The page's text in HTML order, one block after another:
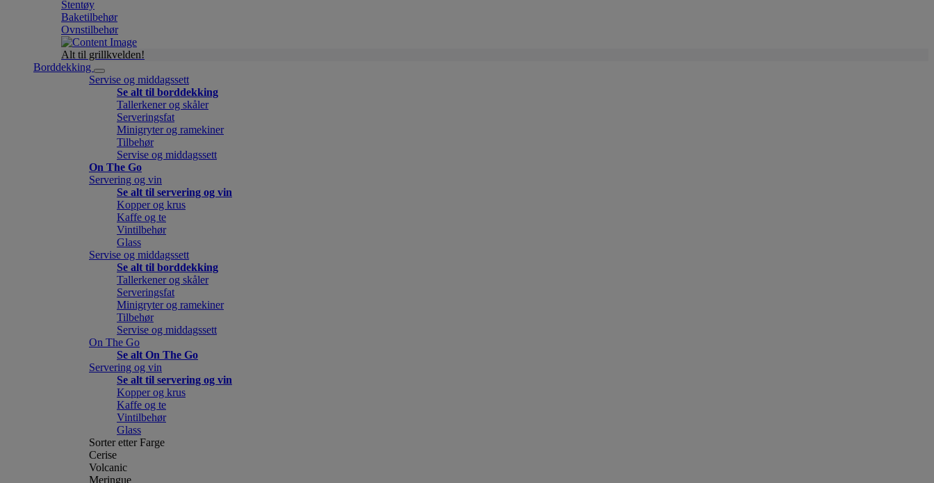
Stentøy
Baketilbehør
Ovnstilbehør
Alt til grillkvelden!
Borddekking
Servise og middagssett
Se alt til borddekking
Tallerkener og skåler
Serveringsfat
Minigryter og ramekiner
Tilbehør
Servise og middagssett
On The Go
Servering og vin
Se alt til servering og vin
Kopper og krus
Kaffe og te
Vintilbehør
Glass
Servise og middagssett
Se alt til borddekking
Tallerkener og skåler
Serveringsfat
Minigryter og ramekiner
Tilbehør
Servise og middagssett
On The Go
Se alt On The Go
Servering og vin
Se alt til servering og vin
Kopper og krus
Kaffe og te
Vintilbehør
Glass
Sorter etter Farge
Cerise
Volcanic
Meringue